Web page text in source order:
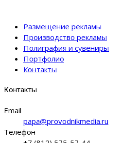
Размещение рекламы
Производство рекламы
Полиграфия и сувениры
Портфолио
Контакты
Контакты
Email
papa@provodnikmedia.ru
Телефон